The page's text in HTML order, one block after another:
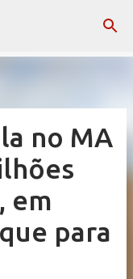
no MA
em
para